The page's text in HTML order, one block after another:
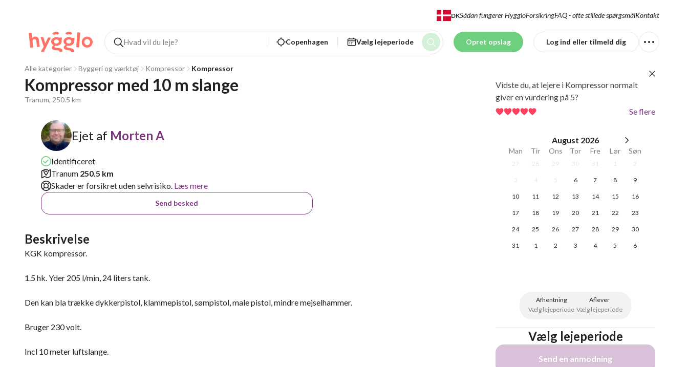
DKSådan fungerer HyggloForsikringFAQ - ofte stillede spørgsmålKontakt
Copenhagen Vælg lejeperiode Opret opslag Log ind eller tilmeld dig
Alle kategorier Byggeri og værktøj Kompressor Kompressor
Kompressor med 10 m slange
Tranum, 250.5 km
Ejet af Morten A
Identificeret
Tranum 250.5 km
Skader er forsikret uden selvrisiko. Læs mere
Send besked
Beskrivelse
KGK kompressor.
1.5 hk. Yder 205 l/min, 24 liters tank.
Den kan bla trække dykkerpistol, klammepistol, sømpistol, male pistol, mindre mejselhammer.
Bruger 230 volt.
Incl 10 meter luftslange.
Vidste du, at lejere i Kompressor normalt
giver en vurdering på 5?
Se flere
August 2026
Man Tir Ons Tor Fre Lør Søn
27 28 29 30 31 1 2
3 4 5 6 7 8 9
10 11 12 13 14 15 16
17 18 19 20 21 22 23
24 25 26 27 28 29 30
31 1 2 3 4 5 6
Afhentning
Vælg lejeperiode
Aflever
Vælg lejeperiode
Vælg lejeperiode
Send en anmodning